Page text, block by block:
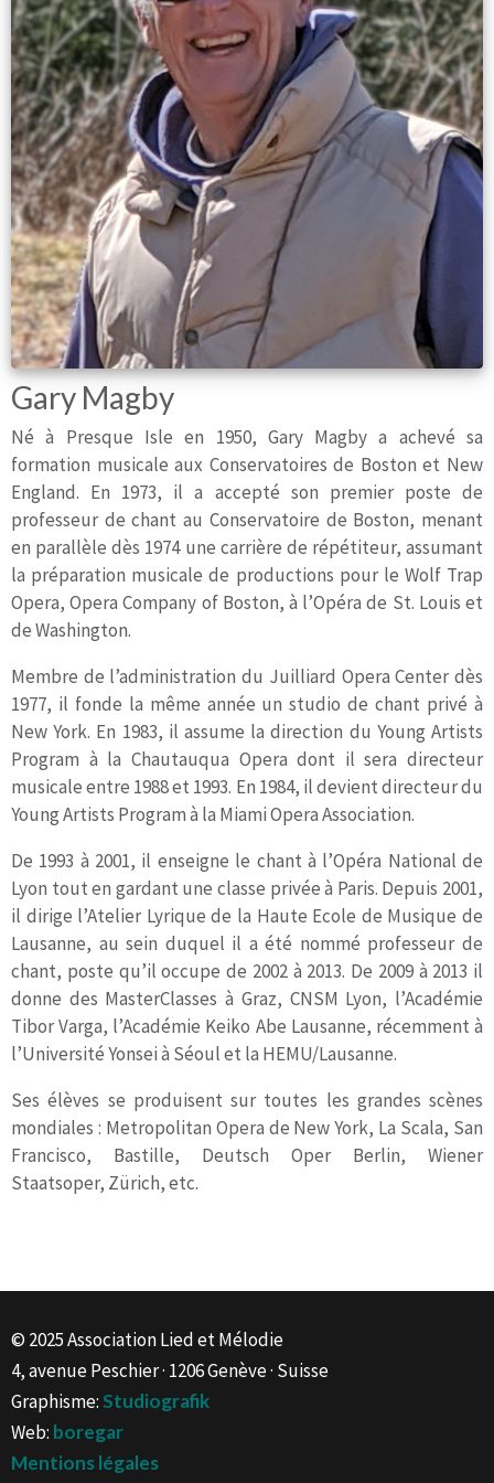
Gary Magby
Né à Presque Isle en 1950, Gary Magby a achevé sa
formation musicale aux Conservatoires de Boston et New
England. En 1973, il a accepté son premier poste de
professeur de chant au Conservatoire de Boston, menant
en parallèle dès 1974 une carrière de répétiteur, assumant
la préparation musicale de productions pour le Wolf Trap
Opera, Opera Company of Boston, à l’Opéra de St. Louis et
de Washington.
Membre de l’administration du Juilliard Opera Center dès
1977, il fonde la même année un studio de chant privé à
New York. En 1983, il assume la direction du Young Artists
Program à la Chautauqua Opera dont il sera directeur
musicale entre 1988 et 1993. En 1984, il devient directeur du
Young Artists Program à la Miami Opera Association.
De 1993 à 2001, il enseigne le chant à l’Opéra National de
Lyon tout en gardant une classe privée à Paris. Depuis 2001,
il dirige l’Atelier Lyrique de la Haute Ecole de Musique de
Lausanne, au sein duquel il a été nommé professeur de
chant, poste qu’il occupe de 2002 à 2013. De 2009 à 2013 il
donne des MasterClasses à Graz, CNSM Lyon, l’Académie
Tibor Varga, l’Académie Keiko Abe Lausanne, récemment à
l’Université Yonsei à Séoul et la HEMU/Lausanne.
Ses élèves se produisent sur toutes les grandes scènes
mondiales : Metropolitan Opera de New York, La Scala, San
Francisco, Bastille, Deutsch Oper Berlin, Wiener
Staatsoper, Zürich, etc.
© 2025 Association Lied et Mélodie
4, avenue Peschier · 1206 Genève · Suisse
Graphisme:Studiografik
Web: boregar
Mentions légales